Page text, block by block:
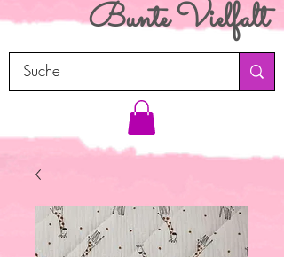
BunteVielfalt